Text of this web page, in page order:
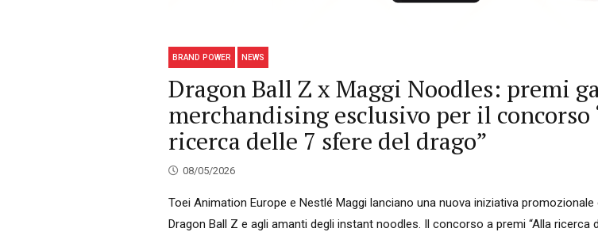
BRAND POWER NEWS
Dragon Ball Z x Maggi Noodles: premi
merchandising esclusivo per il concorso
ricerca delle 7 sfere del drago”
08/05/2026
Toei Animation Europe e Nestlé Maggi lanciano una nuova iniziativa
Dragon Ball Z e agli amanti degli instant noodles. Il concorso a premi “Alla ricerca